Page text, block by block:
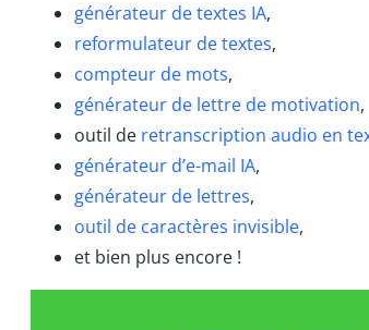
générateur de textes IA,
reformulateur de textes,
compteur de mots,
générateur de lettre de motivation,
outil de retranscription audio en
générateur d’e-mail IA,
générateur de lettres,
outil de caractères invisible,
et bien plus encore !